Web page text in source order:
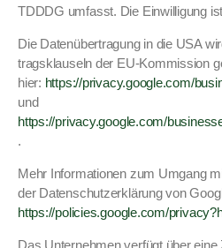
TDDDG umfasst. Die Ein­willi­gung
Die Datenüber­tra­gung in die USA
tragsklauseln der EU-Kom­mis­sion
hier: https://privacy.google.com/
und
https://privacy.google.com/
.
Mehr Infor­ma­tio­nen zum Umgang
der Daten­schutzerk­lärung von
https://policies.google.com/
Das Unternehmen ver­fügt über